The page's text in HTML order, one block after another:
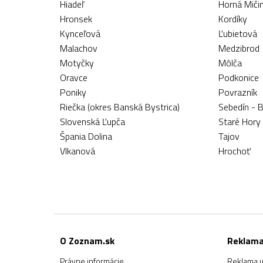
Hiadeľ
Horná
Hronsek
Kordíky
Kynceľová
Ľubietová
Malachov
Medzibrod
Motyčky
Môlča
Oravce
Podkonice
Poniky
Povrazník
Riečka (okres Banská Bystrica)
Sebedín -
Slovenská Ľupča
Staré Hory
Špania Dolina
Tajov
Vlkanová
Hrochoť
O Zoznam.sk Reklama